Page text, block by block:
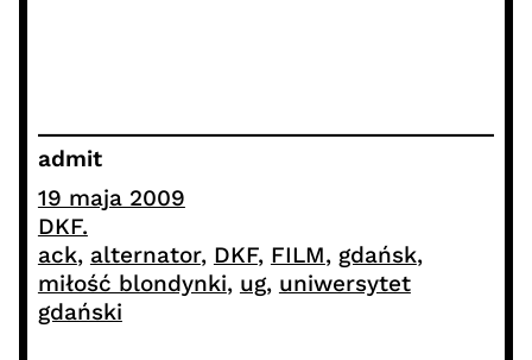
admit
19 maja 2009
DKF.
ack, alternator, DKF, FILM, gdańsk ,
miłość blondynki, ug, uniwersytet
gdański